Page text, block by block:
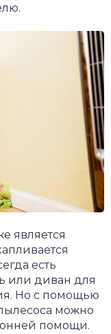
является
есть
или диван для
Но с помощью
можно
помощи.